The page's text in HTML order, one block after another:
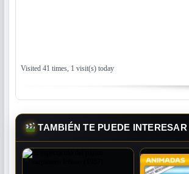
Visited 41 times, 1 visit(s) today
TAMBIÉN TE PUEDE INTERESAR